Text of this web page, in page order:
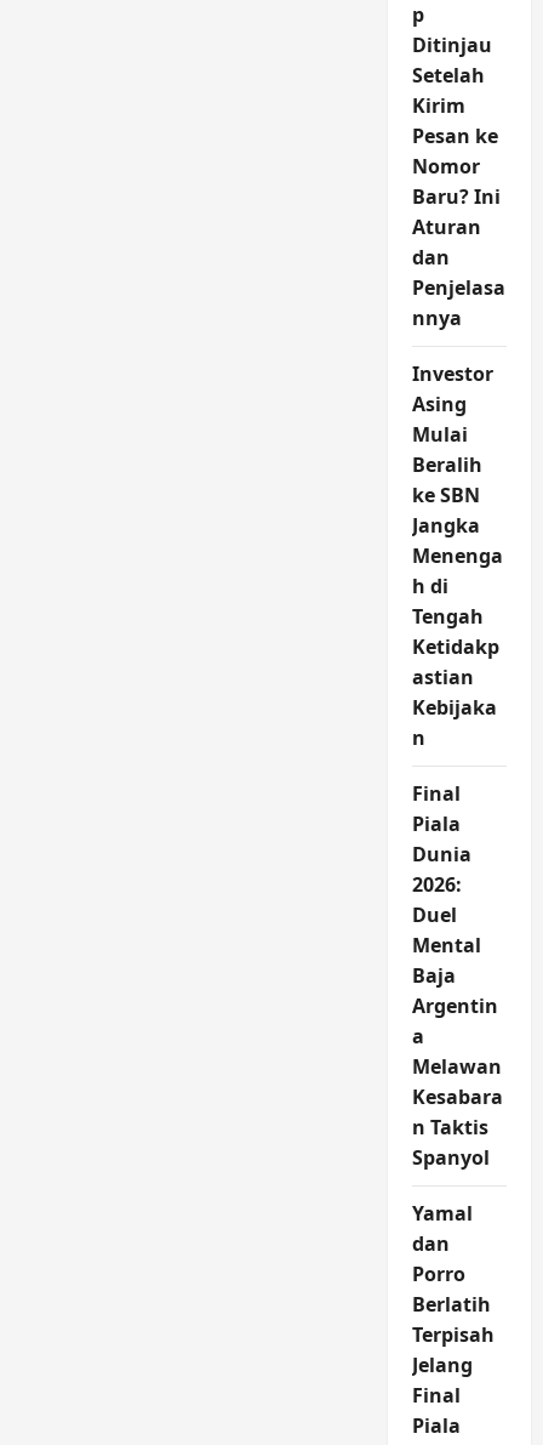
p
Ditinjau
Setelah
Kirim
Pesan ke
Nomor
Baru? Ini
Aturan
dan
Penjelasa
nnya
Investor
Asing
Mulai
Beralih
ke SBN
Jangka
Menenga
h di
Tengah
Ketidakp
astian
Kebijaka
n
Final
Piala
Dunia
2026:
Duel
Mental
Baja
Argentin
a
Melawan
Kesabara
n Taktis
Spanyol
Yamal
dan
Porro
Berlatih
Terpisah
Jelang
Final
Piala